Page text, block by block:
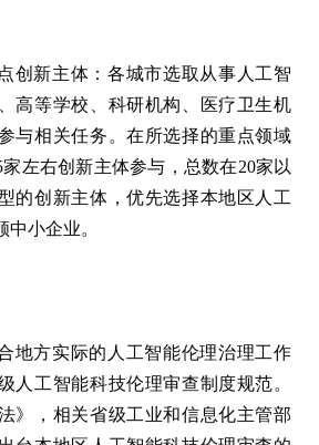
创新主体：各城市选取从事人工智
高等学校、科研机构、医疗卫生机
与相关任务。在所选择的重点领域
左右创新主体参与，总数在20家以
的创新主体，优先选择本地区人工
小企业。
地方实际的人工智能伦理治理工作
人工智能科技伦理审查制度规范。
》，相关省级工业和信息化主管部